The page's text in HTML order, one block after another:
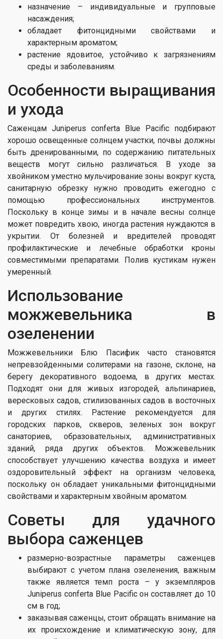
назначение – индивидуальные и групповые
насаждения;
обладает фитонцидными свойствами и
характерным ароматом;
растение ядовитое, устойчиво к загрязнениям
среды и заболеваниям.
Особенности выращивания
и ухода
Саженцам Juniperus conferta Blue Pacific подбирают
хорошо освещенные солнцем участки, почвы должны
быть дренированными, по содержанию питательных
веществ могут сильно различаться. В уходе за
хвойником уместно мульчирование зоны вокруг куста,
санитарную обрезку нужно проводить ежегодно с
помощью профессиональных инструментов.
Поскольку в конце зимы и в начале весны солнце
может повредить хвою, иногда растения нуждаются в
укрытии. От болезней и вредителей проводят
профилактические и лечебные обработки кроны
совместимыми препаратами. Полив кустикам нужен
умеренный.
Использование
можжевельника в
озеленении
Можжевельники Блю Пасифик часто становятся
непревзойденными солитерами на газоне, склоне, на
берегу декоративного водоема, в других местах.
Подходят они для живых изгородей, альпинариев,
вересковых садов, стилизованных садов в восточных
и других стилях. Растение рекомендуется для
городских парков, скверов, зеленых зон вокруг
санаториев, образовательных, административных
зданий, ряда других объектов. Можжевельник
способствует улучшению качества воздуха и имеет
оздоровительный эффект на организм человека,
поскольку он обладает уникальными фитонцидными
свойствами и характерным хвойным ароматом.
Советы для удачного
выбора саженцев
размерно-возрастные параметры саженцев
выбирают с учетом плана озеленения, важным
также является темп роста – у экземпляров
Juniperus conferta Blue Pacific он составляет до 10
см в год;
заказывая саженцы, стоит обращать внимание на
их происхождение и климатическую зону, для